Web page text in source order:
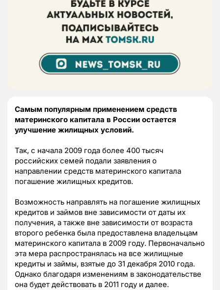
Самым популярным применением средств
материнского капитала в России остается
улучшение жилищных условий.
Так, с начала 2009 года более 400 тысяч
российских семей подали заявления о
направлении средств материнского капитала
погашение жилищных кредитов.
Возможность направлять на погашение жилищных
кредитов и займов вне зависимости от даты их
получения, а также вне зависимости от возраста
второго ребенка была предоставлена владельцам
материнского капитала в 2009 году. Первоначально
эта мера распространялась на все жилищные
кредиты и займы, взятые до 31 декабря 2010 года.
Однако благодаря изменениям в законодательстве
она будет действовать в 2011 году и далее.